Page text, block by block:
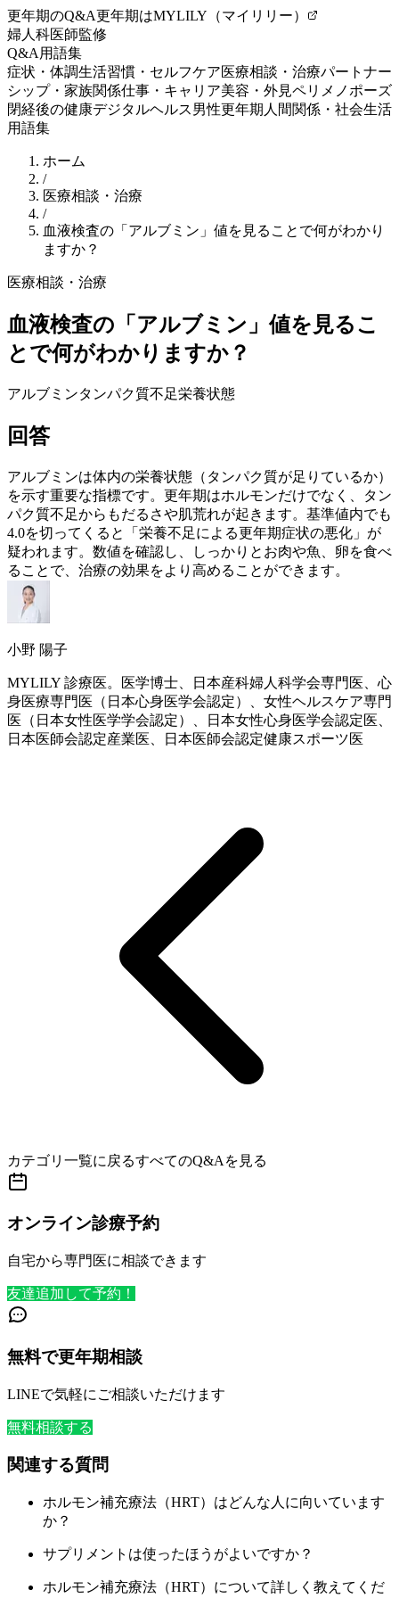
更年期のQ&A更年期はMYLILY（マイリリー）
婦人科医師監修
Q&A 用語集
症状・体調生活習慣・セルフケア医療相談・治療パートナー
シップ・家族関係仕事・キャリア美容・外見ペリメノポーズ
閉経後の健康デジタルヘルス男性更年期 人間関係・社会生活
用語集
ホーム
/
医療相談・治療
/
血液検査の「アルブミン」値を見ることで何がわかり
ますか？
医療相談・治療
血液検査の「アルブミン」値を見るこ
とで何がわかりますか？
アルブミンタンパク質不足栄養状態
回答
アルブミンは体内の栄養状態（タンパク質が足りているか）
を示す重要な指標です。 更年期はホルモンだけでなく、タン
パク質不足からもだるさや肌荒れが起きます。基準値内でも
4.0を切ってくると「栄養不足による更年期症状の悪化」が
疑われます。数値を確認し、しっかりとお肉や魚、卵を食べ
ることで、治療の効果をより高めることができます。
小野 陽子
MYLILY 診療医。医学博士、日本産科婦人科学会専門医、心
身医療専門医（日本心身医学会認定）、女性ヘルスケア専門
医（日本女性医学学会認定）、日本女性心身医学会認定医、
日本医師会認定産業医、日本医師会認定健康スポーツ医
カテゴリ一覧に戻るすべてのQ&Aを見る
オンライン診療予約
自宅から専門医に相談できます
友達追加して予約！
無料で更年期相談
LINEで気軽にご相談いただけます
無料相談する
関連する質問
ホルモン補充療法（HRT）はどんな人に向いています
か？
サプリメントは使ったほうがよいですか？
ホルモン補充療法（HRT）について詳しく教えてくだ